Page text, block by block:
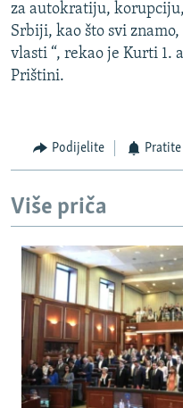
za autokratiju,
Srbiji, kao što svi
vlasti “, rekao je Kurti 1.
Prištini.
Podijelite
Više priča